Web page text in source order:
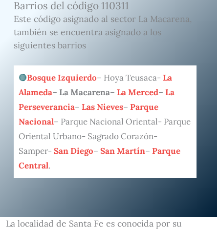
Barrios del código 110311
Este código asignado al sector La Macarena,
también se encuentra asignado a los
siguientes barrios
Bosque Izquierdo– Hoya Teusaca- La
Alameda– La Macarena– La Merced– La
Perseverancia– Las Nieves– Parque
Nacional– Parque Nacional Oriental- Parque
Oriental Urbano- Sagrado Corazón-
Samper- San Diego– San Martín– Parque
Central.
La localidad de Santa Fe es conocida por su